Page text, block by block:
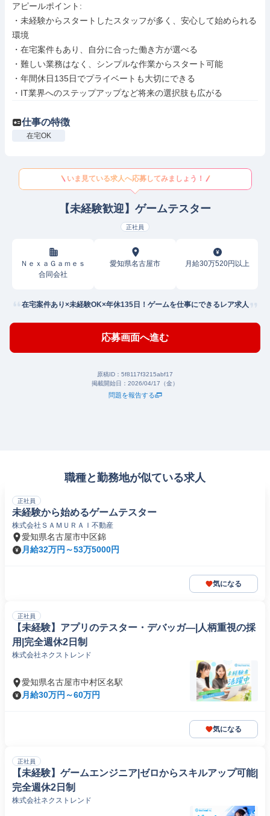
アピールポイント:
・未経験からスタートしたスタッフが多く、安心して始められる
環境
・在宅案件もあり、自分に合った働き方が選べる
・難しい業務はなく、シンプルな作業からスタート可能
・年間休日135日でプライベートも大切にできる
・IT業界へのステップアップなど将来の選択肢も広がる
仕事の特徴
在宅OK
いま見ている求人へ応募してみましょう！
【未経験歓迎】ゲームテスター
正社員
ＮｅｘａＧａｍｅｓ
合同会社
愛知県名古屋市 月給30万520円以上
在宅案件あり×未経験OK×年休135日！ゲームを仕事にできるレア求人
応募画面へ進む
原稿ID： 5f8117f3215abf17
掲載開始日： 2026/04/17（金）
問題を報告する
職種と勤務地が似ている求人
正社員
未経験から始めるゲームテスター
株式会社ＳＡＭＵＲＡＩ不動産
愛知県名古屋市中区錦
月給32万円～53万5000円
気になる
正社員
【未経験】アプリのテスター・デバッガ―|人柄重視の採
用|完全週休2日制
株式会社ネクストレンド
愛知県名古屋市中村区名駅
月給30万円～60万円
気になる
正社員
【未経験】ゲームエンジニア|ゼロからスキルアップ可能|
完全週休2日制
株式会社ネクストレンド